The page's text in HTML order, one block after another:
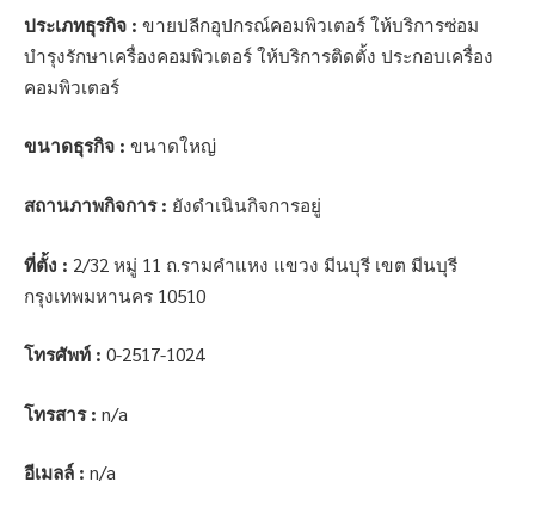
ประเภทธุรกิจ : ขายปลีกอุปกรณ์คอมพิวเตอร์ ให้บริการซ่อม
บำรุงรักษาเครื่องคอมพิวเตอร์ ให้บริการติดตั้ง ประกอบเครื่อง
คอมพิวเตอร์
ขนาดธุรกิจ : ขนาดใหญ่
สถานภาพกิจการ : ยังดำเนินกิจการอยู่
ที่ตั้ง : 2/32 หมู่ 11 ถ.รามคำแหง แขวง มีนบุรี เขต มีนบุรี
กรุงเทพมหานคร 10510
โทรศัพท์ : 0-2517-1024
โทรสาร : n/a
อีเมลล์ : n/a